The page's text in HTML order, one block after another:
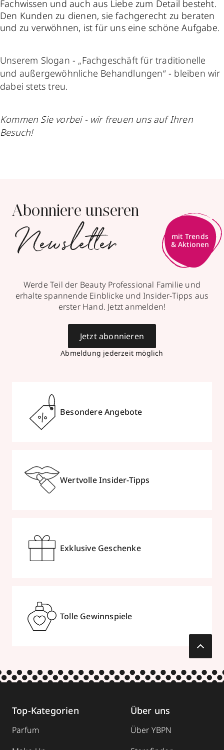
Fachwissen und auch aus Liebe zum Detail besteht.
Den Kunden zu dienen, sie fachgerecht zu beraten
und zu verwöhnen, ist für uns eine schöne Aufgabe.
Unserem Slogan - „Fachgeschäft für traditionelle
und außergewöhnliche Behandlungen“ - bleiben wir
dabei stets treu.
Kommen Sie vorbei - wir freuen uns auf Ihren
Besuch!
Abonniere unseren
Newsletter
mit Trends
& Aktionen
Werde Teil der Beauty Professional Familie und
erhalte spannende Einblicke und Insider-Tipps aus
erster Hand. Jetzt anmelden!
Abmeldung jederzeit möglich
Jetzt abonnieren
Besondere Angebote
Wertvolle Insider-Tipps
Exklusive Geschenke
Tolle Gewinnspiele
Top-Kategorien
Parfum
Über uns
Über YBPN